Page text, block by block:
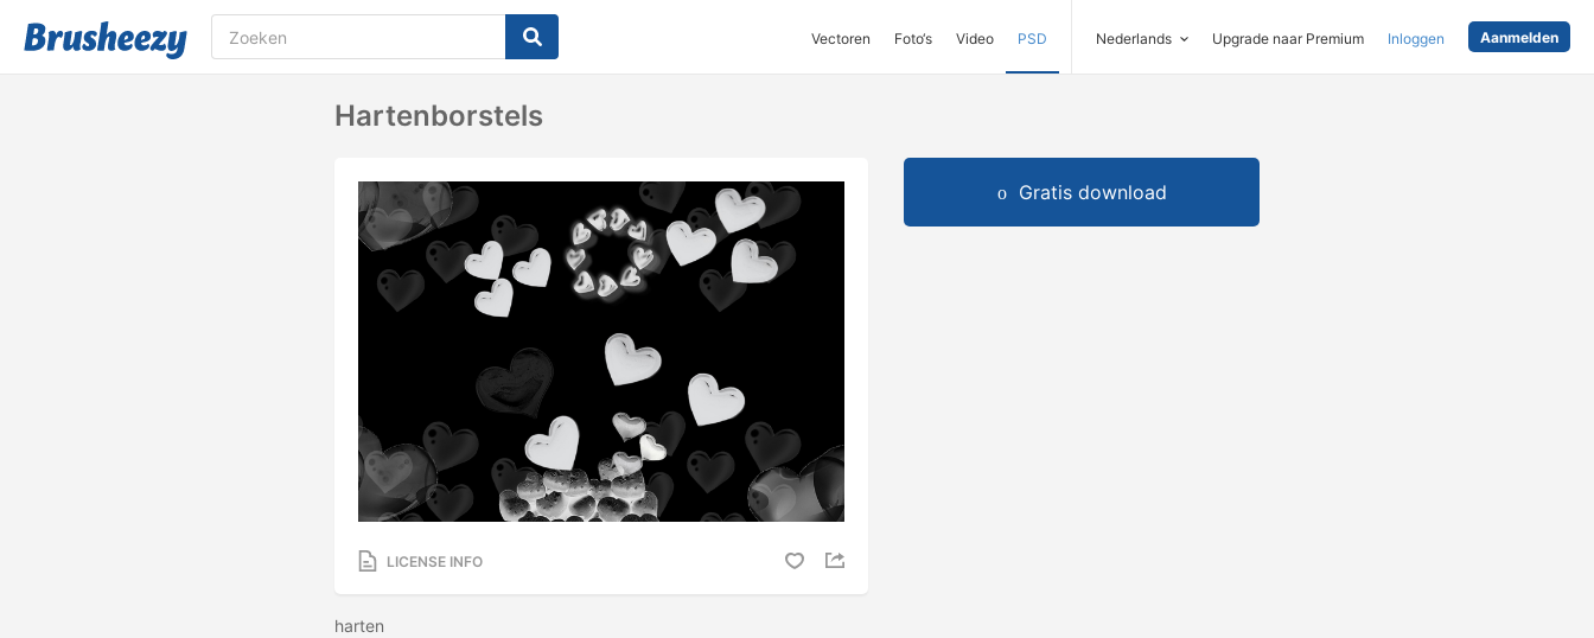
Vectoren Foto‘s Video PSD Nederlands Upgrade naar Premium Inloggen Aanmelden
Hartenborstels
LICENSE INFO
harten
Gratis download